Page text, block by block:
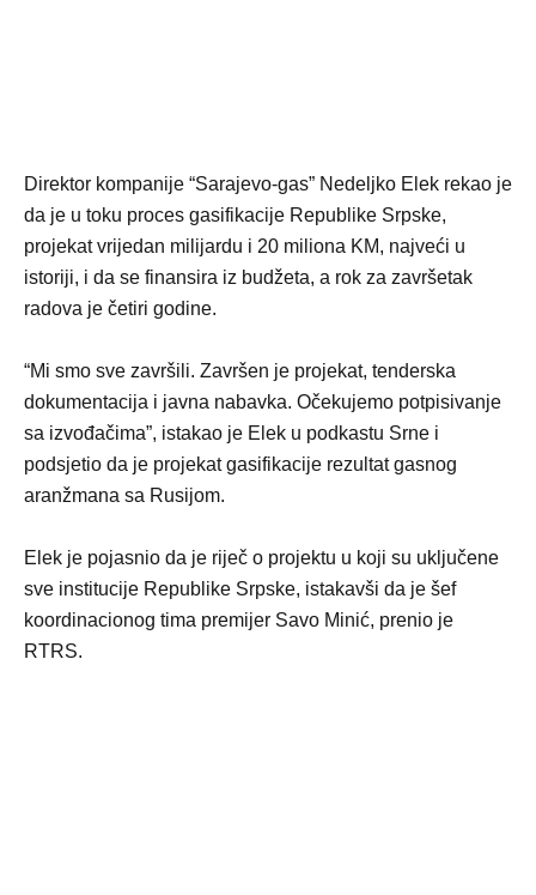
Direktor kompanije “Sarajevo-gas” Nedeljko Elek rekao je
da je u toku proces gasifikacije Republike Srpske,
projekat vrijedan milijardu i 20 miliona KM, najveći u
istoriji, i da se finansira iz budžeta, a rok za završetak
radova je četiri godine.
“Mi smo sve završili. Završen je projekat, tenderska
dokumentacija i javna nabavka. Očekujemo potpisivanje
sa izvođačima”, istakao je Elek u podkastu Srne i
podsjetio da je projekat gasifikacije rezultat gasnog
aranžmana sa Rusijom.
Elek je pojasnio da je riječ o projektu u koji su uključene
sve institucije Republike Srpske, istakavši da je šef
koordinacionog tima premijer Savo Minić, prenio je
RTRS.